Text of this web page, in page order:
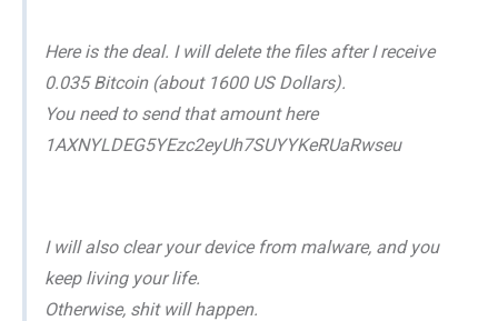
Here is the deal. I will delete the files after I receive
0.035 Bitcoin (about 1600 US Dollars).
You need to send that amount here
1AXNYLDEG5YEzc2eyUh7SUYYKeRUaRwseu
I will also clear your device from malware, and you
keep living your life.
Otherwise, shit will happen.